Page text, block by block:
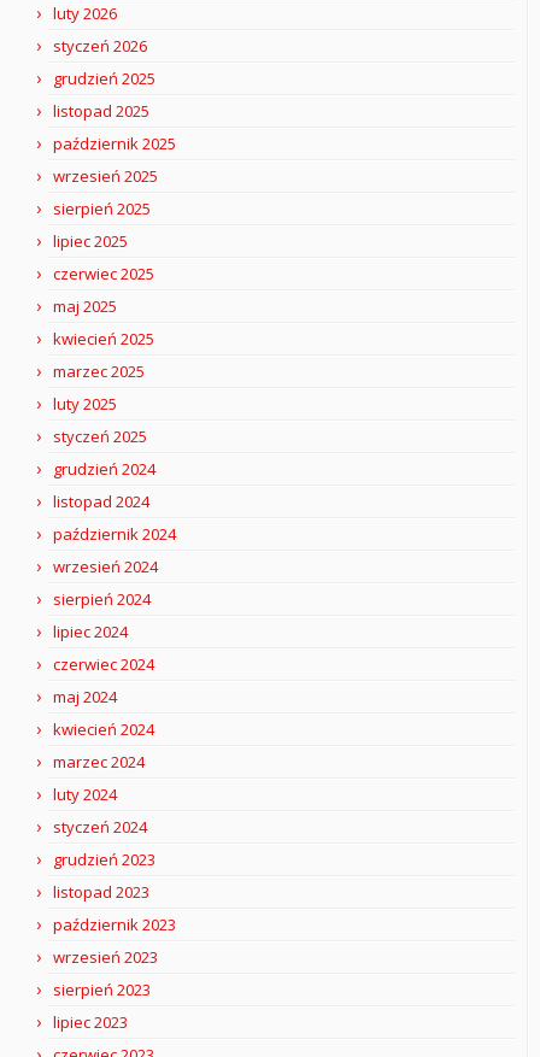
luty 2026
styczeń 2026
grudzień 2025
listopad 2025
październik 2025
wrzesień 2025
sierpień 2025
lipiec 2025
czerwiec 2025
maj 2025
kwiecień 2025
marzec 2025
luty 2025
styczeń 2025
grudzień 2024
listopad 2024
październik 2024
wrzesień 2024
sierpień 2024
lipiec 2024
czerwiec 2024
maj 2024
kwiecień 2024
marzec 2024
luty 2024
styczeń 2024
grudzień 2023
listopad 2023
październik 2023
wrzesień 2023
sierpień 2023
lipiec 2023